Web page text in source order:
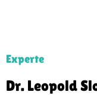
Experte
Dr. Leopold